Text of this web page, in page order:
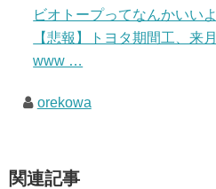
ビオトープってなんかいい
【悲報】トヨタ期間工、来
www …
orekowa
関連記事